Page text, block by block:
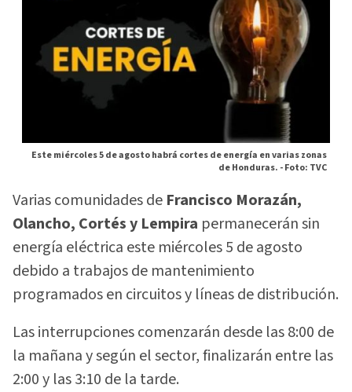
Este miércoles 5 de agosto habrá cortes de energía en varias zonas
de Honduras. -Foto: TVC
Varias comunidades de Francisco Morazán,
Olancho, Cortés y Lempira permanecerán sin
energía eléctrica este miércoles 5 de agosto
debido a trabajos de mantenimiento
programados en circuitos y líneas de distribución.
Las interrupciones comenzarán desde las 8:00 de
la mañana y según el sector, finalizarán entre las
2:00 y las 3:10 de la tarde.